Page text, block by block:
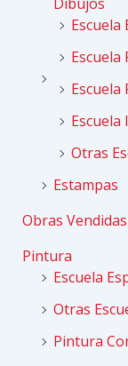
Escuela
Escuela
Escuela
Escuela
Otras
Estampas
Obras Vendidas
Pintura
Escuela
Otras
Pintura